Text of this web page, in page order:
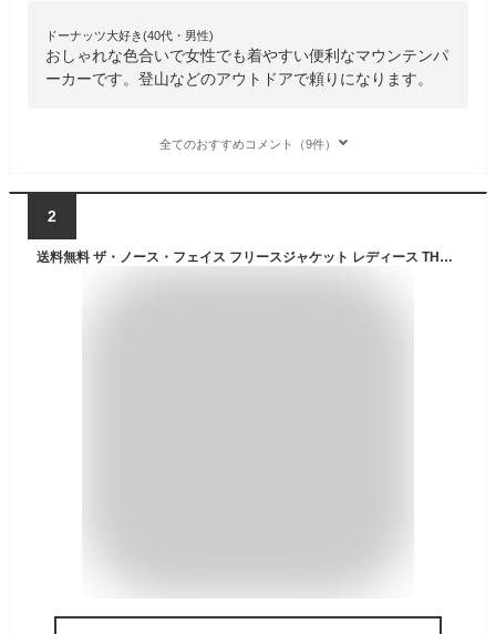
ドーナッツ大好き(40代・男性)
おしゃれな色合いで女性でも着やすい便利なマウンテンパ
ーカーです。登山などのアウトドアで頼りになります。
全てのおすすめコメント（9件）
2
送料無料 ザ・ノース・フェイス フリースジャケット レディース THE NORTH FACE アウトドアウェア 中間 保温着 防寒 アウター レディースウェア 登山 キャンプ デイリー カジュアル 上着 ブラック 黒 秋 冬 ブランド アパレル 服/NLW72304